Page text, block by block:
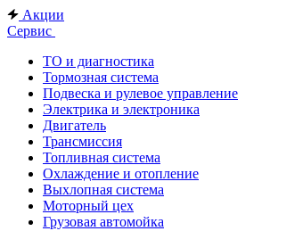
Акции
Сервис
ТО и диагностика
Тормозная система
Подвеска и рулевое управление
Электрика и электроника
Двигатель
Трансмиссия
Топливная система
Охлаждение и отопление
Выхлопная система
Моторный цех
Грузовая автомойка